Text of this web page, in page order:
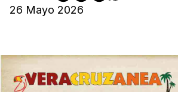
26 Mayo 2026